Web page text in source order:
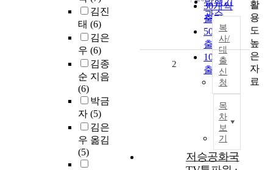
김진
태 (6)
김은
우 (6)
김종
순 지음
(6)
박금
자 (5)
김은
우 옮김
(5)
관순
30개씩
출력
50개씩
출력
100개씩
출력
복
사/
대
출
신
청
목
차
보
기
2
저승공화국
활
용
도
높
은
자
료